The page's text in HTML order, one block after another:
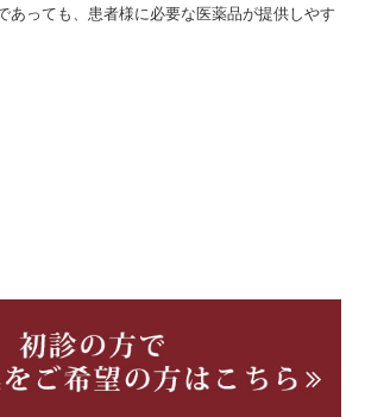
あっても、患者様に必要な医薬品が提供しやす